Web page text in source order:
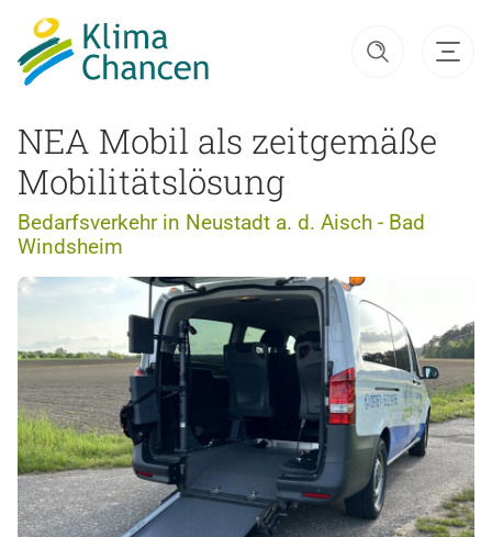
NEA Mobil als zeitgemäße
Mobilitätslösung
Bedarfsverkehr in Neustadt a. d. Aisch - Bad
Windsheim